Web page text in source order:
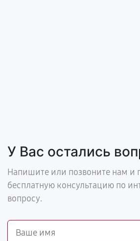
У Вас остались
Напишите или позвоните нам и
бесплатную консультацию по
вопросу.